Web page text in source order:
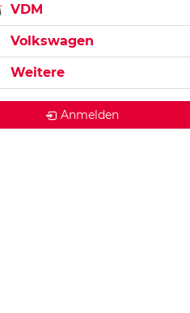
VDM
Volkswagen
Weitere
Anmelden